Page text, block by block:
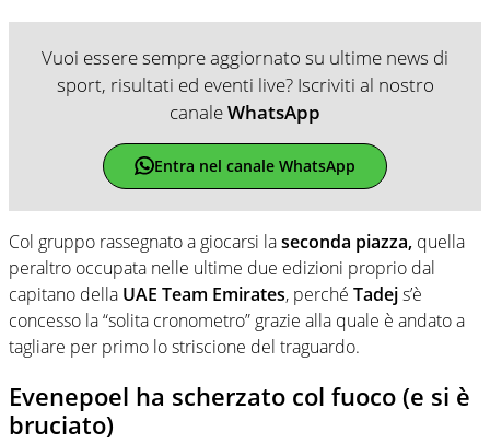
Vuoi essere sempre aggiornato su ultime news di
sport, risultati ed eventi live? Iscriviti al nostro
canaleWhatsApp
Entra nel canale WhatsApp
Col gruppo rassegnato a giocarsi laseconda piazza, quella
peraltro occupata nelle ultime due edizioni proprio dal
capitano della UAE Team Emirates, perché Tadejs’è
concesso la “solita cronometro” grazie alla quale è andato a
tagliare per primo lo striscione del traguardo.
Evenepoel ha scherzato col fuoco (e si è
bruciato)